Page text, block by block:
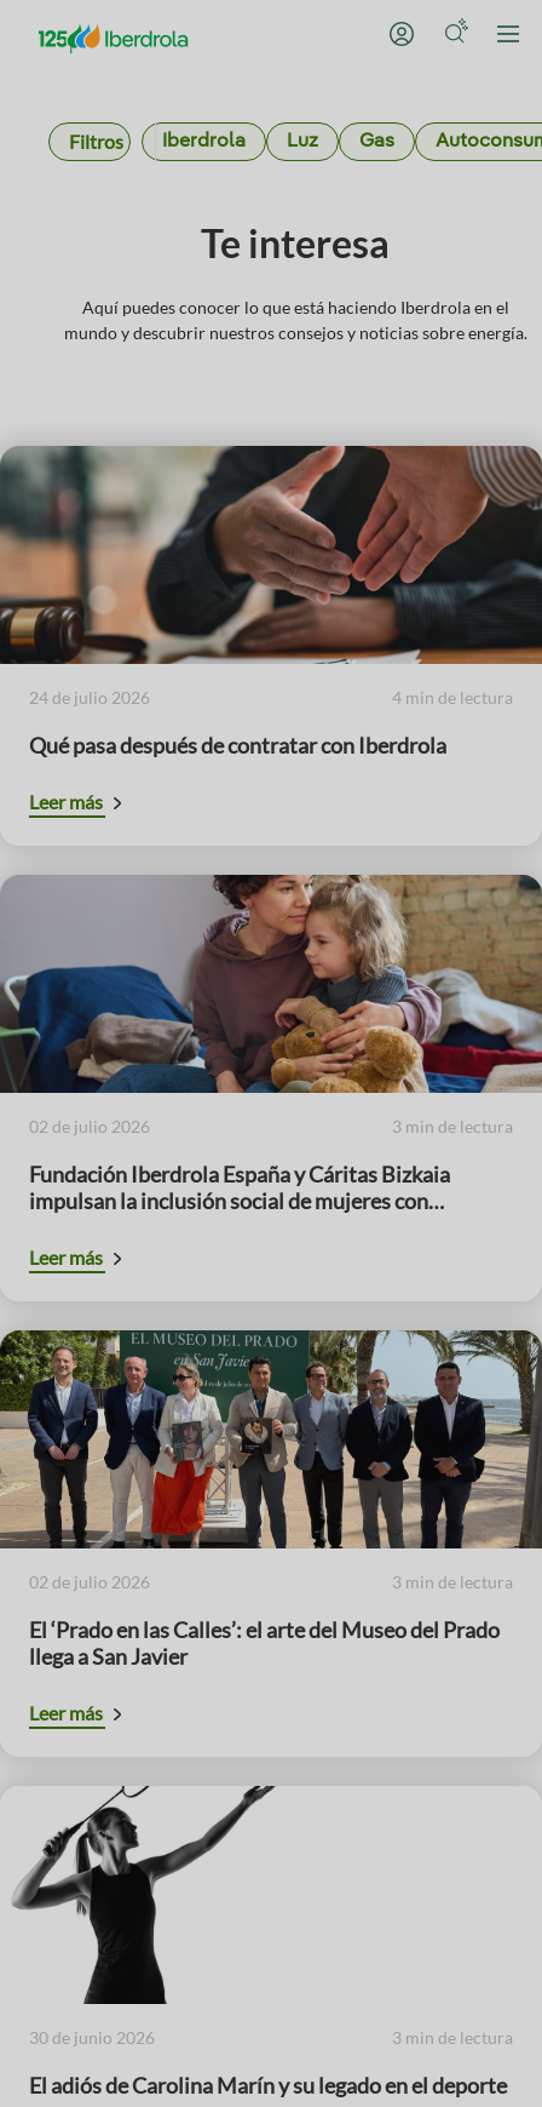
Filtros Iberdrola Luz Gas
Te interesa
Aquí puedes conocer lo que está haciendo Iberdrola en el
mundo y descubrir nuestros consejos y noticias sobre energía.
24 de julio 2026 4 min de lectura
Qué pasa después de contratar con Iberdrola
Leer más
02 de julio 2026 3 min de lectura
Fundación Iberdrola España y Cáritas Bizkaia
impulsan la inclusión social de mujeres con
Leer más
02 de julio 2026 3 min de lectura
El ‘Prado en las Calles’: el arte del Museo del Prado
llega a San Javier
Leer más
30 de junio 2026 3 min de lectura
El adiós de Carolina Marín y su legado en el deporte